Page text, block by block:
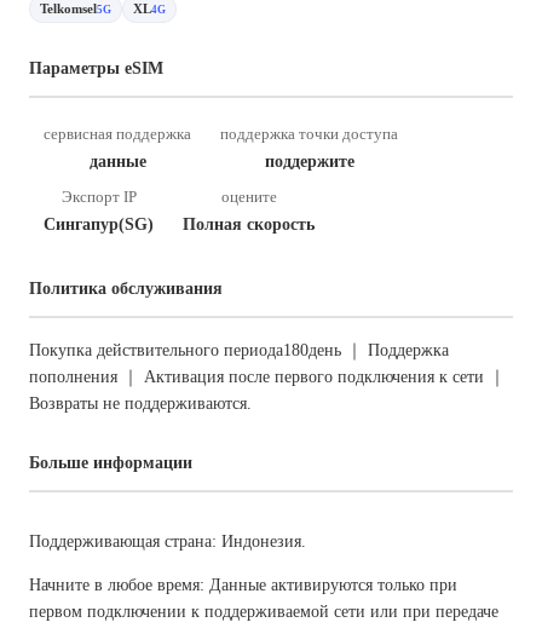
Telkomsel5G XL4G
Параметры eSIM
сервисная поддержка
данные
поддержка точки доступа
поддержите
Экспорт IP
Сингапур(SG)
оцените
Полная скорость
Политика обслуживания
Покупка действительного периода180день ｜ Поддержка
пополнения ｜ Активация после первого подключения к сети ｜
Возвраты не поддерживаются.
Больше информации
Поддерживающая страна: Индонезия.
Начните в любое время: Данные активируются только при
первом подключении к поддерживаемой сети или при передаче